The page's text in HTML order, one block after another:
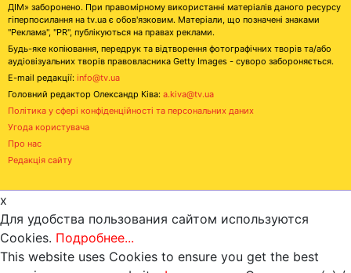
ДІМ» заборонено. При правомірному використанні матеріалів даного ресурсу
гіперпосилання на tv.ua є обов'язковим. Матеріали, що позначені знаками
"Реклама", "PR", публікуються на правах реклами.
Будь-яке копіювання, передрук та відтворення фотографічних творів та/або
аудіовізуальних творів правовласника Getty Images - суворо забороняється.
E-mail редакції: info@tv.ua
Головний редактор Олександр Ківа: a.kiva@tv.ua
Політика у сфері конфіденційності та персональних даних
Угода користувача
Про нас
Редакція сайту
x
Для удобства пользования сайтом используются
Cookies. Подробнее...
This website uses Cookies to ensure you get the best